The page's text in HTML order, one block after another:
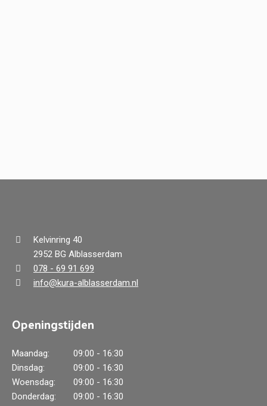
Kelvinring 40
2952 BG Alblasserdam
078 - 69 91 699
info@kura-alblasserdam.nl
Openingstijden
Maandag:
09:00 - 16:30
Dinsdag:
09:00 - 16:30
Woensdag:
09:00 - 16:30
Donderdag:
09:00 - 16:30